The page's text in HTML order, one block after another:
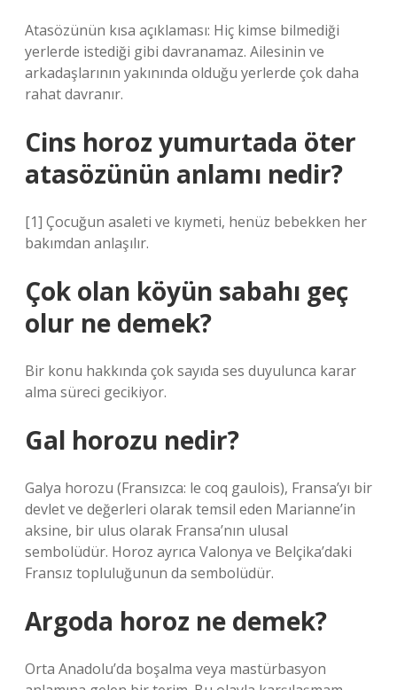
Atasözünün kısa açıklaması: Hiç kimse bilmediği
yerlerde istediği gibi davranamaz. Ailesinin ve
arkadaşlarının yakınında olduğu yerlerde çok daha
rahat davranır.
Cins horoz yumurtada öter
atasözünün anlamı nedir?
[1] Çocuğun asaleti ve kıymeti, henüz bebekken her
bakımdan anlaşılır.
Çok olan köyün sabahı geç
olur ne demek?
Bir konu hakkında çok sayıda ses duyulunca karar
alma süreci gecikiyor.
Gal horozu nedir?
Galya horozu (Fransızca: le coq gaulois), Fransa’yı bir
devlet ve değerleri olarak temsil eden Marianne’in
aksine, bir ulus olarak Fransa’nın ulusal
sembolüdür. Horoz ayrıca Valonya ve Belçika’daki
Fransız topluluğunun da sembolüdür.
Argoda horoz ne demek?
Orta Anadolu’da boşalma veya mastürbasyon